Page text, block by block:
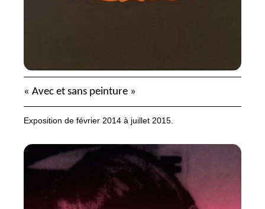
« Avec et sans peinture »
Exposition de février 2014 à juillet 2015.